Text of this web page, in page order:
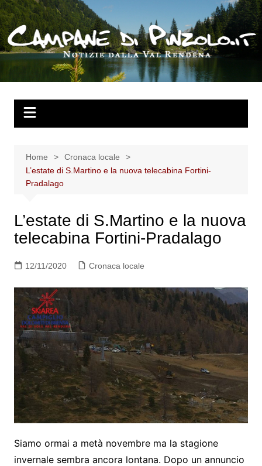
Salta
al
contenuto
Home
Cronaca locale
L’estate di S.Martino e la nuova telecabina Fortini-
Pradalago
L’estate di S.Martino e la nuova
telecabina Fortini-Pradalago
12/11/2020 Cronaca locale
Siamo ormai a metà novembre ma la stagione
invernale sembra ancora lontana. Dopo un annuncio